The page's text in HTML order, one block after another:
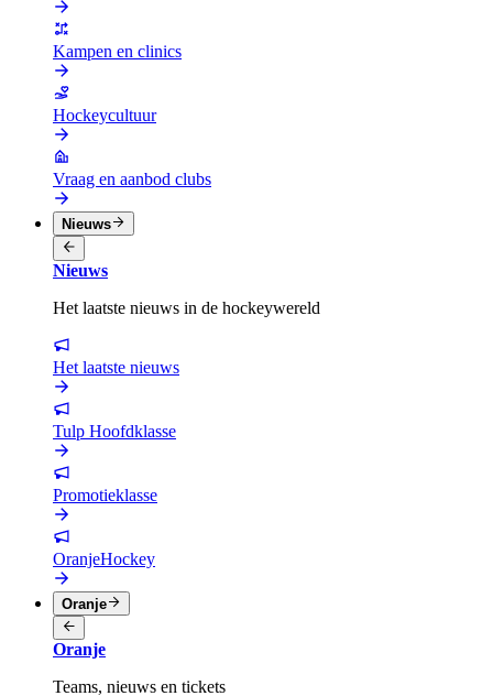
Kampen en clinics
Hockeycultuur
Vraag en aanbod clubs
Nieuws
Nieuws
Het laatste nieuws in de hockeywereld
Het laatste nieuws
Tulp Hoofdklasse
Promotieklasse
OranjeHockey
Oranje
Oranje
Teams, nieuws en tickets